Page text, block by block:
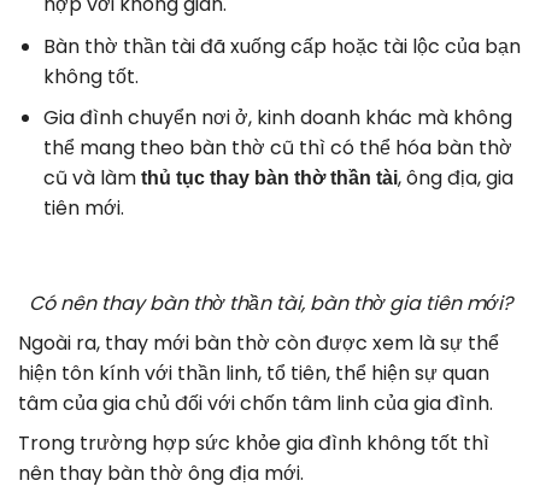
Bàn thờ thần tài đã xuống cấp hoặc tài lộc của bạn
không tốt.
Gia đình chuyển nơi ở, kinh doanh khác mà không
thể mang theo bàn thờ cũ thì có thể hóa bàn thờ
cũ và làm thủ tục thay bàn thờ thần tài, ông địa, gia
tiên mới.
Có nên thay bàn thờ thần tài, bàn thờ gia tiên mới?
Ngoài ra, thay mới bàn thờ còn được xem là sự thể
hiện tôn kính với thần linh, tổ tiên, thể hiện sự quan
tâm của gia chủ đối với chốn tâm linh của gia đình.
Trong trường hợp sức khỏe gia đình không tốt thì
nên thay bàn thờ ông địa mới.